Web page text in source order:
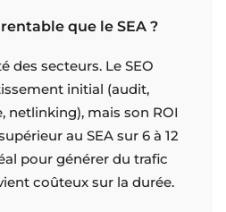
que le SEA ?
des secteurs. Le SEO
initial (audit,
netlinking), mais son ROI
au SEA sur 6 à 12
pour générer du trafic
coûteux sur la durée.